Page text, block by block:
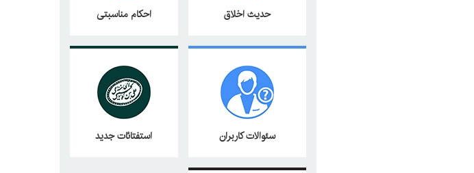
حدیث اخلاق احکام مناسبتی
سئوالات کاربران استفتائات جدید